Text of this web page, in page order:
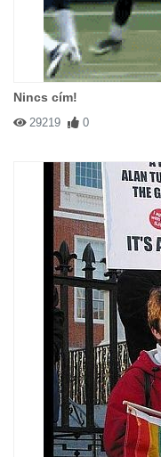
Nincs cím!
29219 0